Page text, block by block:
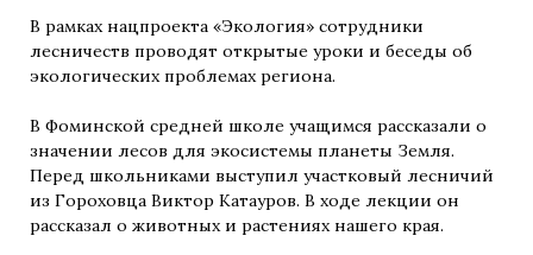
В рамках нацпроекта «Экология» сотрудники
лесничеств проводят открытые уроки и беседы об
экологических проблемах региона.
В Фоминской средней школе учащимся рассказали о
значении лесов для экосистемы планеты Земля.
Перед школьниками выступил участковый лесничий
из Гороховца Виктор Катауров. В ходе лекции он
рассказал о животных и растениях нашего края.